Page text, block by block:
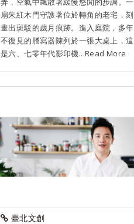
扇朱紅木門守護著位於轉角的老宅，刻
畫出斑駁的歲月痕跡。進入庭院，多年
不復見的謄寫器陳列於一張大桌上，這
是六、七零年代影印機...Read More
臺北文創